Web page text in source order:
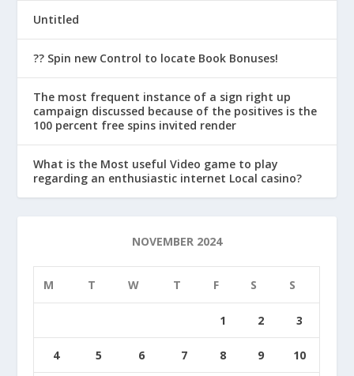
Untitled
?? Spin new Control to locate Book Bonuses!
The most frequent instance of a sign right up
campaign discussed because of the positives is the
100 percent free spins invited render
What is the Most useful Video game to play
regarding an enthusiastic internet Local casino?
NOVEMBER 2024
M T W T F S S
1 2 3
4 5 6 7 8 9 10